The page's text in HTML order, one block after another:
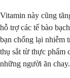
Vitamin này cũng
hỗ trợ các tế bào
bạn chống lại nhiễm
thụ sắt từ thực phẩm
những người ăn chay.